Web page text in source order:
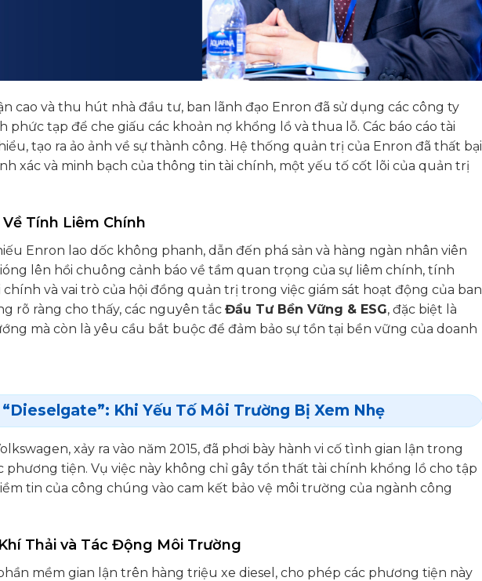
cao và thu hút nhà đầu tư, ban lãnh đạo Enron đã sử dụng các công ty
phức tạp để che giấu các khoản nợ khổng lồ và thua lỗ. Các báo cáo tài
tạo ra ảo ảnh về sự thành công. Hệ thống quản trị của Enron đã thất bại
xác và minh bạch của thông tin tài chính, một yếu tố cốt lõi của quản trị
Tính Liêm Chính
Enron lao dốc không phanh, dẫn đến phá sản và hàng ngàn nhân viên
lên hồi chuông cảnh báo về tầm quan trọng của sự liêm chính, tính
và vai trò của hội đồng quản trị trong việc giám sát hoạt động của ban
rõ ràng cho thấy, các nguyên tắc Đầu Tư Bền Vững & ESG, đặc biệt là
mà còn là yêu cầu bắt buộc để đảm bảo sự tồn tại bền vững của doanh
Khi Yếu Tố Môi Trường Bị Xem Nhẹ
xảy ra vào năm 2015, đã phơi bày hành vi cố tình gian lận trong
phương tiện. Vụ việc này không chỉ gây tổn thất tài chính khổng lồ cho tập
tin của công chúng vào cam kết bảo vệ môi trường của ngành công
Thải và Tác Động Môi Trường
mềm gian lận trên hàng triệu xe diesel, cho phép các phương tiện này